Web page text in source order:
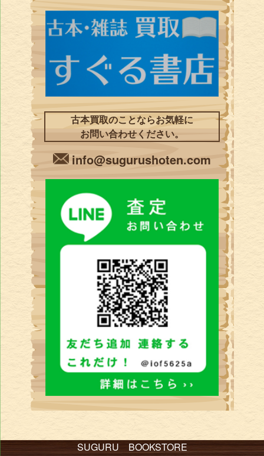
古本買取のことならお気軽に
お問い合わせください。
info@sugurushoten.com
SUGURU BOOKSTORE